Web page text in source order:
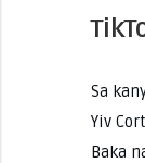
Sa
Yiv
Baka